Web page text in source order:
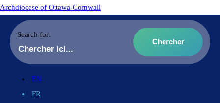
Archdiocese of Ottawa-Cornwall
Search for:
EN
FR